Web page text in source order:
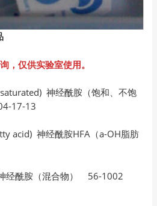
，仅供实验室使用。
神经酰胺（饱和、不饱
17-13
acid) 神经酰胺HFA（a-OH脂肪
酰胺（混合物） 56-1002